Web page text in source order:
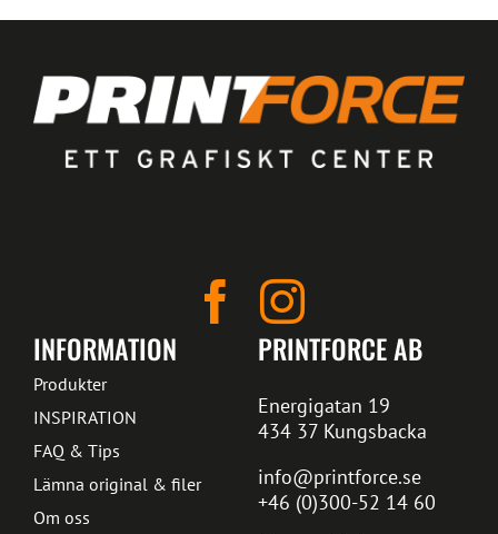
PRINTFORCE AB
Energigatan 19
434 37 Kungsbacka
info@printforce.se
+46 (0)300-52 14 60
INFORMATION
Produkter
INSPIRATION
FAQ & Tips
Lämna original & filer
Om oss